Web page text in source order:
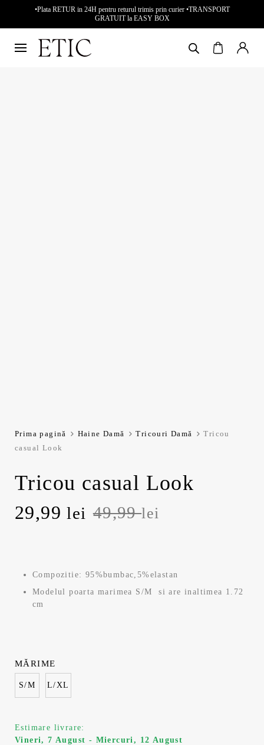
•Plata RETUR in 24H pentru returul trimis prin curier •TRANSPORT
GRATUIT la EASY BOX
Prima pagină Haine Damă Tricouri Damă
Tricou
casual Look
Tricou casual Look
49,99lei
Prețul
fost:
29,99lei
Prețul
29,99 lei.
Compozitie: 95%bumbac,5%elastan
Modelul poarta marimea S/M si are inaltimea 1.72
cm
S/M L/XL
MĂRIME
Estimare livrare:
Vineri, 7 August - Miercuri, 12 August